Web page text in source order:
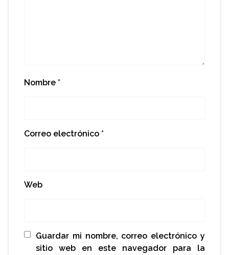
Nombre *
Correo electrónico *
Web
Guardar mi nombre, correo electrónico y
sitio web en este navegador para la